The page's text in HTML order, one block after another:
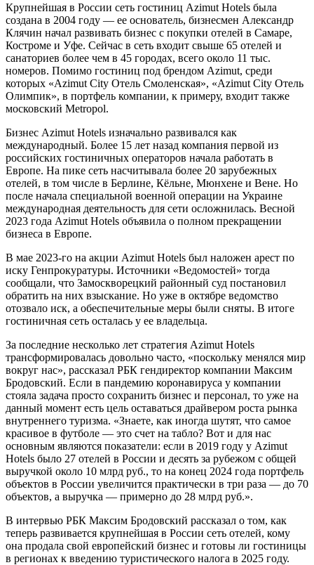
Крупнейшая в России сеть гостиниц Azimut Hotels была
создана в 2004 году — ее основатель, бизнесмен Александр
Клячин начал развивать бизнес с покупки отелей в Самаре,
Костроме и Уфе. Сейчас в сеть входит свыше 65 отелей и
санаториев более чем в 45 городах, всего около 11 тыс.
номеров. Помимо гостиниц под брендом Azimut, среди
которых «Azimut City Отель Смоленская», «Azimut City Отель
Олимпик», в портфель компании, к примеру, входит также
московский Metropol.
Бизнес Azimut Hotels изначально развивался как
международный. Более 15 лет назад компания первой из
российских гостиничных операторов начала работать в
Европе. На пике сеть насчитывала более 20 зарубежных
отелей, в том числе в Берлине, Кёльне, Мюнхене и Вене. Но
после начала специальной военной операции на Украине
международная деятельность для сети осложнилась. Весной
2023 года Azimut Hotels объявила о полном прекращении
бизнеса в Европе.
В мае 2023-го на акции Azimut Hotels был наложен арест по
иску Генпрокуратуры. Источники «Ведомостей» тогда
сообщали, что Замоскворецкий районный суд постановил
обратить на них взыскание. Но уже в октябре ведомство
отозвало иск, а обеспечительные меры были сняты. В итоге
гостиничная сеть осталась у ее владельца.
За последние несколько лет стратегия Azimut Hotels
трансформировалась довольно часто, «поскольку менялся мир
вокруг нас», рассказал РБК гендиректор компании Максим
Бродовский. Если в пандемию коронавируса у компании
стояла задача просто сохранить бизнес и персонал, то уже на
данный момент есть цель оставаться драйвером роста рынка
внутреннего туризма. «Знаете, как иногда шутят, что самое
красивое в футболе — это счет на табло? Вот и для нас
основным являются показатели: если в 2019 году у Azimut
Hotels было 27 отелей в России и десять за рубежом с общей
выручкой около 10 млрд руб., то на конец 2024 года портфель
объектов в России увеличится практически в три раза — до 70
объектов, а выручка — примерно до 28 млрд руб.».
В интервью РБК Максим Бродовский рассказал о том, как
теперь развивается крупнейшая в России сеть отелей, кому
она продала свой европейский бизнес и готовы ли гостиницы
в регионах к введению туристического налога в 2025 году.